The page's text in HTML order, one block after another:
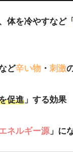
体を冷やすなど
ど辛い物 ・刺激
促進 」する効果
ネルギー源」に